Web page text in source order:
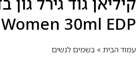
30ml EDP
עמוד הבית » בשמים לנשים